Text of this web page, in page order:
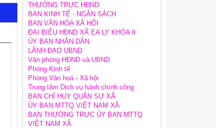
THƯỜNG TRỰC HĐND
BAN KINH TẾ - NGÂN SÁCH
BAN VĂN HÓA XÃ HỘI
ĐẠI BIỂU HĐND XÃ EA LY KHÓA II
ỦY BAN NHÂN DÂN
LÃNH ĐẠO UBND
Văn phòng HĐND và UBND
Phòng Kinh tế
Phòng Văn hoá - Xã hội
Trung tâm Dịch vụ hành chính công
BAN CHỈ HUY QUÂN SỰ XÃ
ỦY BAN MTTQ VIỆT NAM XÃ
BAN THƯỜNG TRỰC ỦY BAN MTTQ
VIỆT NAM XÃ